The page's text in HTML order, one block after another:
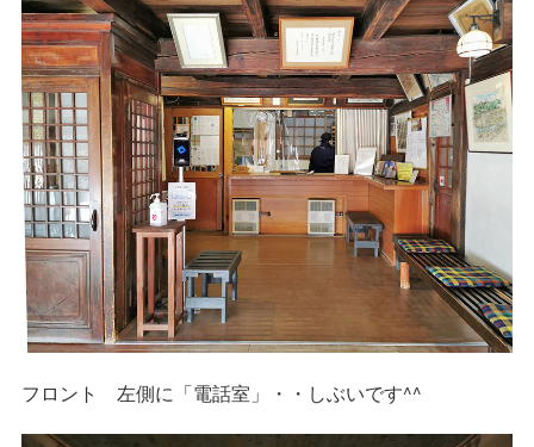
フロント 左側に「電話室」・・しぶいです^^